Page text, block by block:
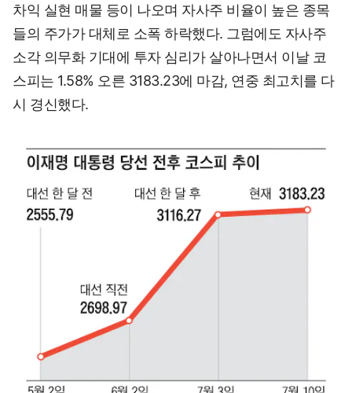
차익 실현 매물 등이 나오며 자사주 비율이 높은 종목
들의 주가가 대체로 소폭 하락했다. 그럼에도 자사주
소각 의무화 기대에 투자 심리가 살아나면서 이날 코
스피는 1.58% 오른 3183.23에 마감, 연중 최고치를 다
시 경신했다.